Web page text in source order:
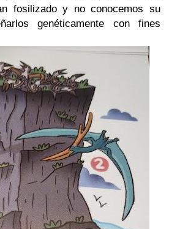
fosilizado y no conocemos su
genéticamente con fines